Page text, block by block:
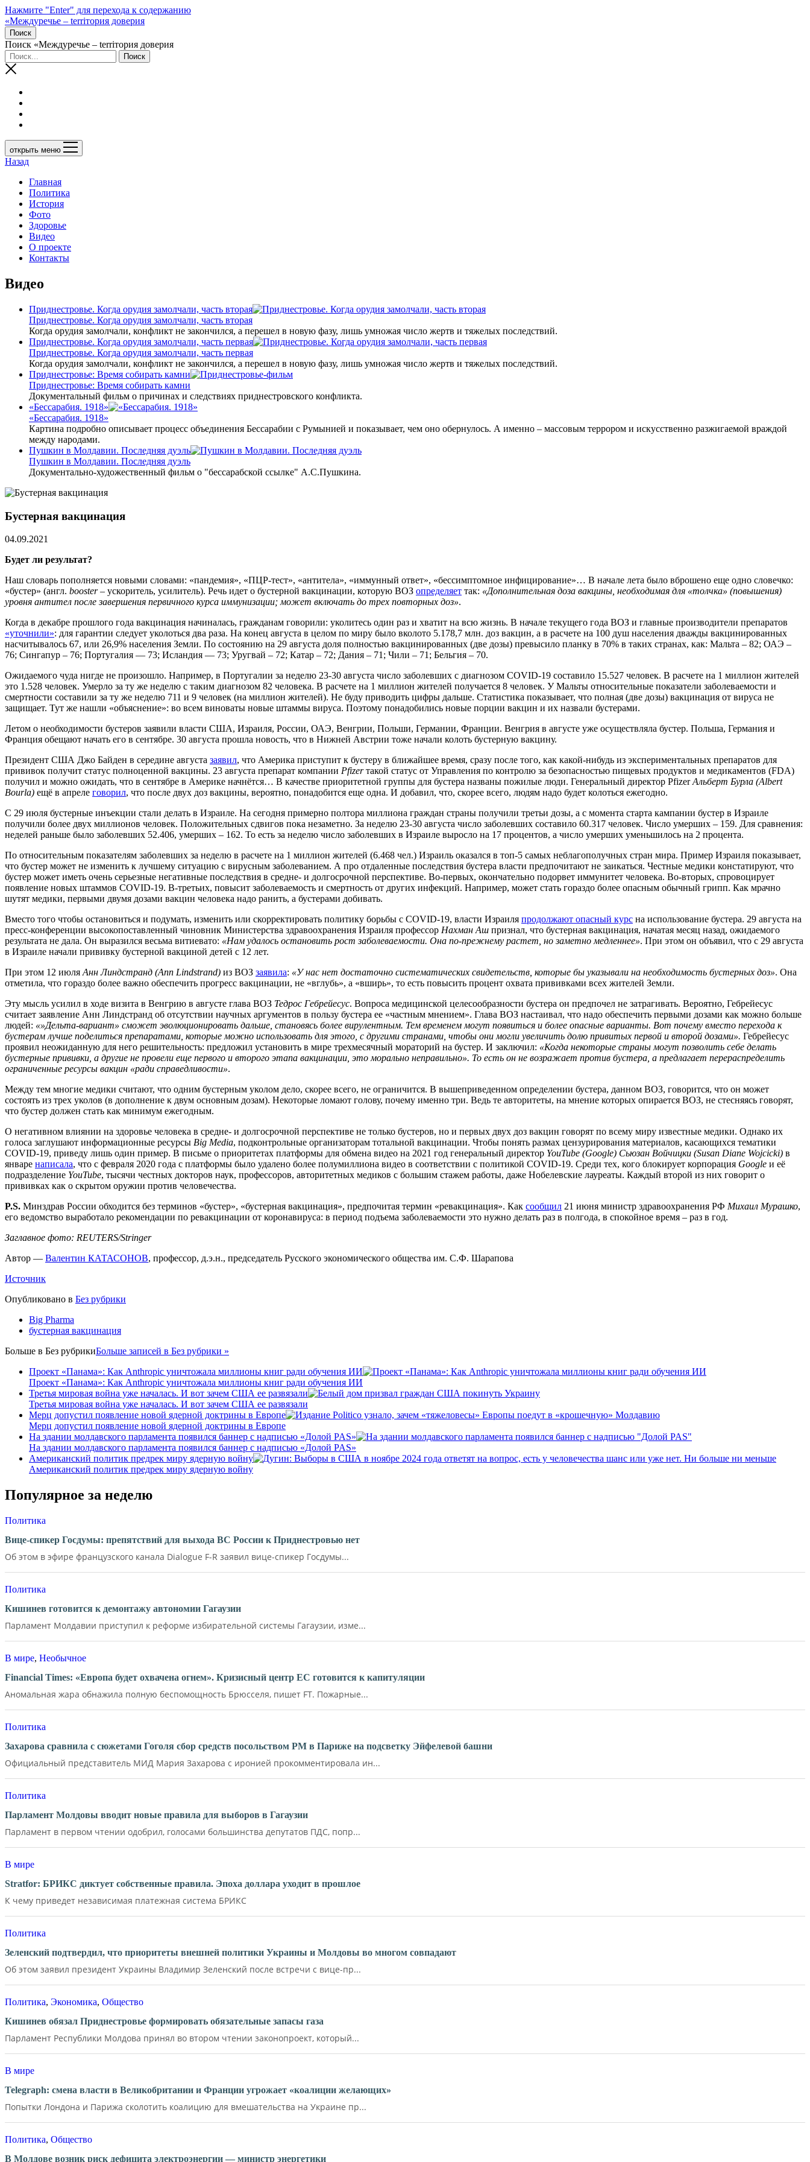
Нажмите "Enter" для перехода к содержанию
«Междуречье – terriтория доверия
Поиск
Поиск «Междуречье – terriтория доверия
открыть меню
Назад
Главная
Политика
История
Фото
Здоровье
Видео
О проекте
Контакты
Видео
Приднестровье. Когда орудия замолчали, часть вторая
Приднестровье. Когда орудия замолчали, часть вторая
Когда орудия замолчали, конфликт не закончился, а перешел в новую фазу, лишь умножая число жертв и тяжелых последствий.
Приднестровье. Когда орудия замолчали, часть первая
Приднестровье. Когда орудия замолчали, часть первая
Когда орудия замолчали, конфликт не закончился, а перешел в новую фазу, лишь умножая число жертв и тяжелых последствий.
Приднестровье: Время собирать камни
Приднестровье: Время собирать камни
Документальный фильм о причинах и следствиях приднестровского конфликта.
«Бессарабия. 1918»
«Бессарабия. 1918»
Картина подробно описывает процесс объединения Бессарабии с Румынией и показывает, чем оно обернулось. А именно – массовым террором и искусственно разжигаемой враждой
между народами.
Пушкин в Молдавии. Последняя дуэль
Пушкин в Молдавии. Последняя дуэль
Документально-художественный фильм о "бессарабской ссылке" А.С.Пушкина.
Бустерная вакцинация
04.09.2021
Будет ли результат?
Наш словарь пополняется новыми словами: «пандемия», «ПЦР-тест», «антитела», «иммунный ответ», «бессимптомное инфицирование»… В начале лета было вброшено еще одно словечко:
«бустер» (англ. booster– ускоритель, усилитель). Речь идет о бустерной вакцинации, которую ВОЗ определяет так: «Дополнительная доза вакцины, необходимая для «толчка» (повышения)
уровня антител после завершения первичного курса иммунизации; может включать до трех повторных доз».
Когда в декабре прошлого года вакцинация начиналась, гражданам говорили: уколитесь один раз и хватит на всю жизнь. В начале текущего года ВОЗ и главные производители препаратов
«уточнили»: для гарантии следует уколоться два раза. На конец августа в целом по миру было вколото 5.178,7 млн. доз вакцин, а в расчете на 100 душ населения дважды вакцинированных
насчитывалось 67, или 26,9% населения Земли. По состоянию на 29 августа доля полностью вакцинированных (две дозы) превысило планку в 70% в таких странах, как: Мальта – 82; ОАЭ –
76; Сингапур – 76; Португалия — 73; Исландия — 73; Уругвай – 72; Катар – 72; Дания – 71; Чили – 71; Бельгия – 70.
Ожидаемого чуда нигде не произошло. Например, в Португалии за неделю 23-30 августа число заболевших с диагнозом COVID-19 составило 15.527 человек. В расчете на 1 миллион жителей
это 1.528 человек. Умерло за ту же неделю с таким диагнозом 82 человека. В расчете на 1 миллион жителей получается 8 человек. У Мальты относительные показатели заболеваемости и
смертности составили за ту же неделю 711 и 9 человек (на миллион жителей). Не буду приводить цифры дальше. Статистика показывает, что полная (две дозы) вакцинация от вируса не
защищает. Тут же нашли «объяснение»: во всем виноваты новые штаммы вируса. Поэтому понадобились новые порции вакцин и их назвали бустерами.
Летом о необходимости бустеров заявили власти США, Израиля, России, ОАЭ, Венгрии, Польши, Германии, Франции. Венгрия в августе уже осуществляла бустер. Польша, Германия и
Франция обещают начать его в сентябре. 30 августа прошла новость, что в Нижней Австрии тоже начали колоть бустерную вакцину.
Президент США Джо Байден в середине августа заявил, что Америка приступит к бустеру в ближайшее время, сразу после того, как какой-нибудь из экспериментальных препаратов для
прививок получит статус полноценной вакцины. 23 августа препарат компании Pfizerтакой статус от Управления по контролю за безопасностью пищевых продуктов и медикаментов (FDA)
получил и можно ожидать, что в сентябре в Америке начнётся… В качестве приоритетной группы для бустера названы пожилые люди. Генеральный директор PfizerАльберт Бурла (Albert
Bourla) ещё в апреле говорил, что после двух доз вакцины, вероятно, понадобится еще одна. И добавил, что, скорее всего, людям надо будет колоться ежегодно.
С 29 июля бустерные инъекции стали делать в Израиле. На сегодня примерно полтора миллиона граждан страны получили третьи дозы, а с момента старта кампании бустер в Израиле
получили более двух миллионов человек. Положительных сдвигов пока незаметно. За неделю 23-30 августа число заболевших составило 60.317 человек. Число умерших – 159. Для сравнения:
неделей раньше было заболевших 52.406, умерших – 162. То есть за неделю число заболевших в Израиле выросло на 17 процентов, а число умерших уменьшилось на 2 процента.
По относительным показателям заболевших за неделю в расчете на 1 миллион жителей (6.468 чел.) Израиль оказался в топ-5 самых неблагополучных стран мира. Пример Израиля показывает,
что бустер может не изменить к лучшему ситуацию с вирусным заболеванием. А про отдаленные последствия бустера власти предпочитают не заикаться. Честные медики констатируют, что
бустер может иметь очень серьезные негативные последствия в средне- и долгосрочной перспективе. Во-первых, окончательно подорвет иммунитет человека. Во-вторых, спровоцирует
появление новых штаммов COVID-19. В-третьих, повысит заболеваемость и смертность от других инфекций. Например, может стать гораздо более опасным обычный грипп. Как мрачно
шутят медики, первыми двумя дозами вакцин человека надо ранить, а бустерами добивать.
Вместо того чтобы остановиться и подумать, изменить или скорректировать политику борьбы с COVID-19, власти Израиля продолжают опасный курс на использование бустера. 29 августа на
пресс-конференции высокопоставленный чиновник Министерства здравоохранения Израиля профессор Нахман Аш признал, что бустерная вакцинация, начатая месяц назад, ожидаемого
результата не дала. Он выразился весьма витиевато: «Нам удалось остановить рост заболеваемости. Она по-прежнему растет, но заметно медленнее». При этом он объявил, что с 29 августа
в Израиле начали прививку бустерной вакциной детей с 12 лет.
При этом 12 июля Анн Линдстранд (Ann Lindstrand) из ВОЗ заявила: «У нас нет достаточно систематических свидетельств, которые бы указывали на необходимость бустерных доз». Она
отметила, что гораздо более важно обеспечить прогресс вакцинации, не «вглубь», а «вширь», то есть повысить процент охвата прививками всех жителей Земли.
Эту мысль усилил в ходе визита в Венгрию в августе глава ВОЗ Тедрос Гебрейесус. Вопроса медицинской целесообразности бустера он предпочел не затрагивать. Вероятно, Гебрейесус
считает заявление Анн Линдстранд об отсутствии научных аргументов в пользу бустера ее «частным мнением». Глава ВОЗ настаивал, что надо обеспечить первыми дозами как можно больше
людей: «»Дельта-вариант» сможет эволюционировать дальше, становясь более вирулентным. Тем временем могут появиться и более опасные варианты. Вот почему вместо перехода к
бустерам лучше поделиться препаратами, которые можно использовать для этого, с другими странами, чтобы они могли увеличить долю привитых первой и второй дозами». Гебрейесус
проявил неожиданную для него решительность: предложил установить в мире трехмесячный мораторий на бустер. И заключил: «Когда некоторые страны могут позволить себе делать
бустерные прививки, а другие не провели еще первого и второго этапа вакцинации, это морально неправильно». То есть он не возражает против бустера, а предлагает перераспределить
ограниченные ресурсы вакцин «ради справедливости».
Между тем многие медики считают, что одним бустерным уколом дело, скорее всего, не ограничится. В вышеприведенном определении бустера, данном ВОЗ, говорится, что он может
состоять из трех уколов (в дополнение к двум основным дозам). Некоторые ломают голову, почему именно три. Ведь те авторитеты, на мнение которых опирается ВОЗ, не стесняясь говорят,
что бустер должен стать как минимум ежегодным.
О негативном влиянии на здоровье человека в средне- и долгосрочной перспективе не только бустеров, но и первых двух доз вакцин говорят по всему миру известные медики. Однако их
голоса заглушают информационные ресурсы Big Media, подконтрольные организаторам тотальной вакцинации. Чтобы понять размах цензурирования материалов, касающихся тематики
COVID-19, приведу лишь один пример. В письме о приоритетах платформы для обмена видео на 2021 год генеральный директор YouTube (Google) Сьюзан Войчицки (Susan Diane Wojcicki) в
январе написала, что с февраля 2020 года с платформы было удалено более полумиллиона видео в соответствии с политикой COVID-19. Среди тех, кого блокирует корпорация Google и её
подразделение YouTube, тысячи честных докторов наук, профессоров, авторитетных медиков с большим стажем работы, даже Нобелевские лауреаты. Каждый второй из них говорит о
прививках как о скрытом оружии против человечества.
P.S. Минздрав России обходится без терминов «бустер», «бустерная вакцинация», предпочитая термин «ревакцинация». Как сообщил 21 июня министр здравоохранения РФ Михаил Мурашко,
его ведомство выработало рекомендации по ревакцинации от коронавируса: в период подъема заболеваемости это нужно делать раз в полгода, в спокойное время – раз в год.
Заглавное фото: REUTERS/Stringer
Автор — Валентин КАТАСОНОВ, профессор, д.э.н., председатель Русского экономического общества им. С.Ф. Шарапова
Источник
Опубликовано в Без рубрики
Big Pharma
бустерная вакцинация
Больше в Без рубрикиБольше записей в Без рубрики »
Проект «Панама»: Как Anthropic уничтожала миллионы книг ради обучения ИИ
Проект «Панама»: Как Anthropic уничтожала миллионы книг ради обучения ИИ
Третья мировая война уже началась. И вот зачем США ее развязали
Третья мировая война уже началась. И вот зачем США ее развязали
Мерц допустил появление новой ядерной доктрины в Европе
Мерц допустил появление новой ядерной доктрины в Европе
На здании молдавского парламента появился баннер с надписью «Долой PAS»
На здании молдавского парламента появился баннер с надписью «Долой PAS»
Американский политик предрек миру ядерную войну
Американский политик предрек миру ядерную войну
Популярное за неделю
Политика
Вице-спикер Госдумы: препятствий для выхода ВС России к Приднестровью нет
Об этом в эфире французского канала Dialogue F-R заявил вице-спикер Госдумы...
Политика
Кишинев готовится к демонтажу автономии Гагаузии
Парламент Молдавии приступил к реформе избирательной системы Гагаузии, изме...
В мире, Необычное
Financial Times: «Европа будет охвачена огнем». Кризисный центр ЕС готовится к капитуляции
Аномальная жара обнажила полную беспомощность Брюсселя, пишет FT. Пожарные...
Политика
Захарова сравнила с сюжетами Гоголя сбор средств посольством РМ в Париже на подсветку Эйфелевой башни
Официальный представитель МИД Мария Захарова с иронией прокомментировала ин...
Политика
Парламент Молдовы вводит новые правила для выборов в Гагаузии
Парламент в первом чтении одобрил, голосами большинства депутатов ПДС, попр...
В мире
Stratfor: БРИКС диктует собственные правила. Эпоха доллара уходит в прошлое
К чему приведет независимая платежная система БРИКС
Политика
Зеленский подтвердил, что приоритеты внешней политики Украины и Молдовы во многом совпадают
Об этом заявил президент Украины Владимир Зеленский после встречи с вице-пр...
Политика, Экономика, Общество
Кишинев обязал Приднестровье формировать обязательные запасы газа
Парламент Республики Молдова принял во втором чтении законопроект, который...
В мире
Telegraph: смена власти в Великобритании и Франции угрожает «коалиции желающих»
Попытки Лондона и Парижа сколотить коалицию для вмешательства на Украине пр...
Политика, Общество
В Молдове возник риск дефицита электроэнергии — министр энергетики